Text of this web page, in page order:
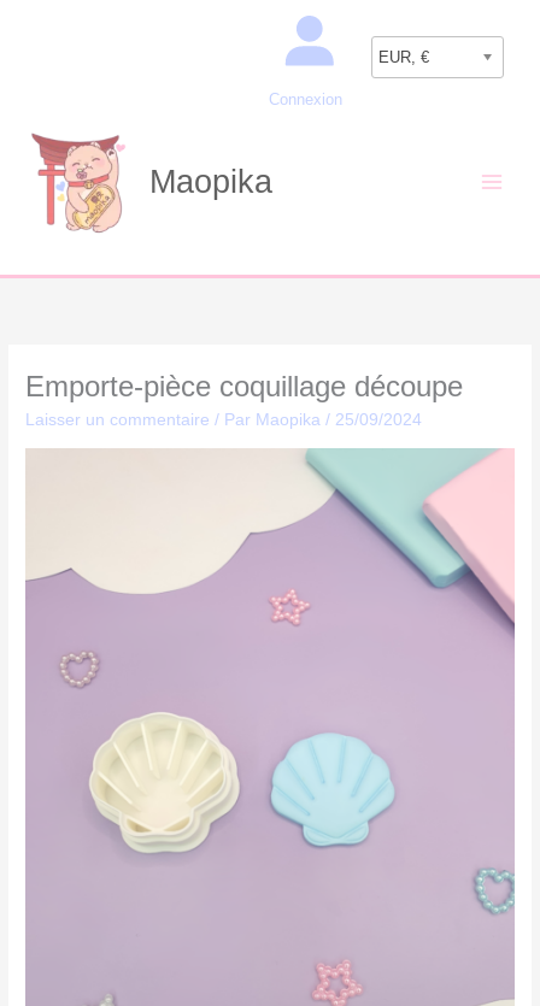
Connexion
EUR, €
Maopika
Emporte-pièce coquillage découpe
Laisser un commentaire / Par Maopika/ 25/09/2024
Recherche